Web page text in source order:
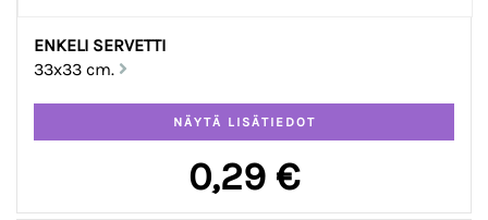
ENKELI SERVETTI
33x33 cm.
0,29 €